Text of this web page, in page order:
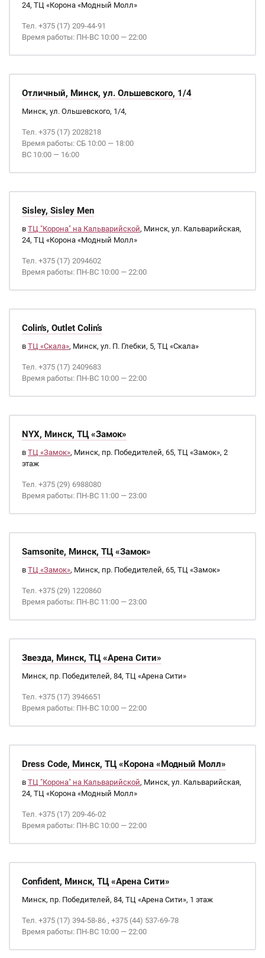
24, ТЦ «Корона «Модный Молл»
Тел. +375 (17) 209-44-91
Время работы: ПН-ВС 10:00 — 22:00
Отличный, Минск, ул. Ольшевского, 1/4
Минск, ул. Ольшевского, 1/4,
Тел. +375 (17) 2028218
Время работы: СБ 10:00 — 18:00
ВС 10:00 — 16:00
Sisley, Sisley Men
в ТЦ "Корона" на Кальварийской, Минск, ул. Кальварийская,
24, ТЦ «Корона «Модный Молл»
Тел. +375 (17) 2094602
Время работы: ПН-ВС 10:00 — 22:00
Colin's, Outlet Colin’s
в ТЦ «Скала», Минск, ул. П. Глебки, 5, ТЦ «Скала»
Тел. +375 (17) 2409683
Время работы: ПН-ВС 10:00 — 22:00
NYX, Минск, ТЦ «Замок»
в ТЦ «Замок», Минск, пр. Победителей, 65, ТЦ «Замок», 2
этаж
Тел. +375 (29) 6988080
Время работы: ПН-ВС 11:00 — 23:00
Samsonite, Минск, ТЦ «Замок»
в ТЦ «Замок», Минск, пр. Победителей, 65, ТЦ «Замок»
Тел. +375 (29) 1220860
Время работы: ПН-ВС 11:00 — 23:00
Звезда, Минск, ТЦ «Арена Сити»
Минск, пр. Победителей, 84, ТЦ «Арена Сити»
Тел. +375 (17) 3946651
Время работы: ПН-ВС 10:00 — 22:00
Dress Code, Минск, ТЦ «Корона «Модный Молл»
в ТЦ "Корона" на Кальварийской, Минск, ул. Кальварийская,
24, ТЦ «Корона «Модный Молл»
Тел. +375 (17) 209-46-02
Время работы: ПН-ВС 10:00 — 22:00
Confident, Минск, ТЦ «Арена Сити»
Минск, пр. Победителей, 84, ТЦ «Арена Сити», 1 этаж
Тел. +375 (17) 394-58-86 , +375 (44) 537-69-78
Время работы: ПН-ВС 10:00 — 22:00